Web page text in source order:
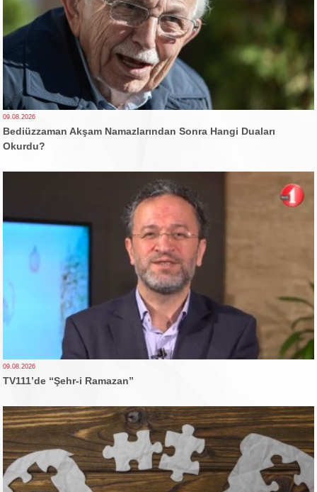
09.08.2026
Bediüzzaman Akşam Namazlarından Sonra Hangi Duaları
Okurdu?
09.08.2026
TV111’de “Şehr-i Ramazan”